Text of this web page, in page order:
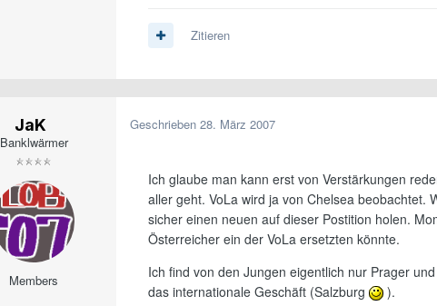
Zitieren
JaK
Banklwärmer
Members
Geschrieben 28. März 2007
Ich glaube man kann erst von Verstärkungen
aller geht. VoLa wird ja von Chelsea beobachtet.
sicher einen neuen auf dieser Postition holen.
Österreicher ein der VoLa ersetzten könnte.
Ich find von den Jungen eigentlich nur Prager
das internationale Geschäft (Salzburg
).